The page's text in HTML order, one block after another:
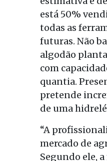
está 50%
todas as
futuras. Não
algodão
com
quantia.
pretende
de uma
“A
mercado de
Segundo ele,